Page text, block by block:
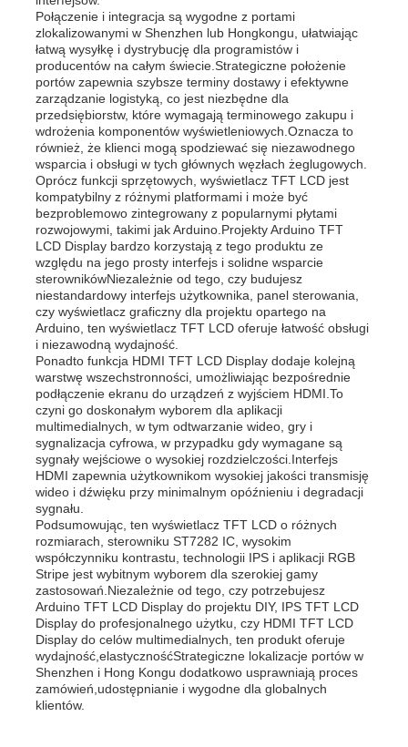
Wycieczka po fabryce
Kontrola jakości
Skontaktuj się z nami
Wiadomości
Przypadki
Wyświetlacz LCD TFT
Wyświetlacz LCD IPS
Ekran dotykowy TFT LCD
monitor LCD przenośny
moduł wyświetlacza oled
Wyświetlacz LCD samochodu
Okrągły ekran LCD
Połączenie i integracja są wygodne z portami
zlokalizowanymi w Shenzhen lub Hongkongu, ułatwiając
łatwą wysyłkę i dystrybucję dla programistów i
producentów na całym świecie.Strategiczne położenie
portów zapewnia szybsze terminy dostawy i efektywne
zarządzanie logistyką, co jest niezbędne dla
przedsiębiorstw, które wymagają terminowego zakupu i
wdrożenia komponentów wyświetleniowych.Oznacza to
również, że klienci mogą spodziewać się niezawodnego
wsparcia i obsługi w tych głównych węzłach żeglugowych.
Oprócz funkcji sprzętowych, wyświetlacz TFT LCD jest
kompatybilny z różnymi platformami i może być
bezproblemowo zintegrowany z popularnymi płytami
rozwojowymi, takimi jak Arduino.Projekty Arduino TFT
LCD Display bardzo korzystają z tego produktu ze
względu na jego prosty interfejs i solidne wsparcie
sterownikówNiezależnie od tego, czy budujesz
niestandardowy interfejs użytkownika, panel sterowania,
czy wyświetlacz graficzny dla projektu opartego na
Arduino, ten wyświetlacz TFT LCD oferuje łatwość obsługi
i niezawodną wydajność.
Ponadto funkcja HDMI TFT LCD Display dodaje kolejną
warstwę wszechstronności, umożliwiając bezpośrednie
podłączenie ekranu do urządzeń z wyjściem HDMI.To
czyni go doskonałym wyborem dla aplikacji
multimedialnych, w tym odtwarzanie wideo, gry i
sygnalizacja cyfrowa, w przypadku gdy wymagane są
sygnały wejściowe o wysokiej rozdzielczości.Interfejs
HDMI zapewnia użytkownikom wysokiej jakości transmisję
wideo i dźwięku przy minimalnym opóźnieniu i degradacji
sygnału.
Podsumowując, ten wyświetlacz TFT LCD o różnych
rozmiarach, sterowniku ST7282 IC, wysokim
współczynniku kontrastu, technologii IPS i aplikacji RGB
Stripe jest wybitnym wyborem dla szerokiej gamy
zastosowań.Niezależnie od tego, czy potrzebujesz
Arduino TFT LCD Display do projektu DIY, IPS TFT LCD
Display do profesjonalnego użytku, czy HDMI TFT LCD
Display do celów multimedialnych, ten produkt oferuje
wydajność,elastycznośćStrategiczne lokalizacje portów w
Shenzhen i Hong Kongu dodatkowo usprawniają proces
zamówień,udostępnianie i wygodne dla globalnych
klientów.